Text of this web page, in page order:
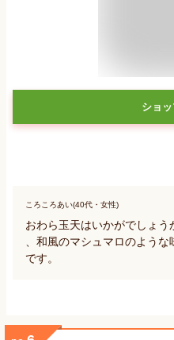
ショ
ころころあい(40代・女性)
おわら玉天はいかがでしょう
、和風のマシュマロのよう
です。